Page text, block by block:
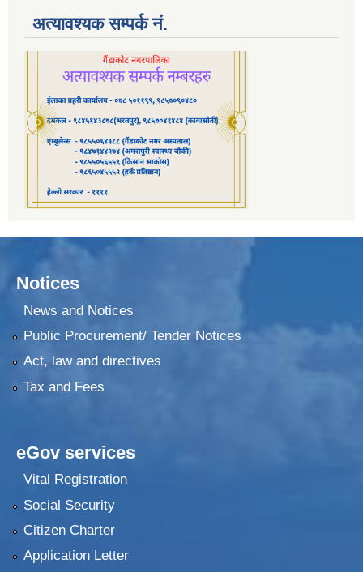
अत्यावश्यक सम्पर्क नं.
Notices
News and Notices
Public Procurement/ Tender Notices
Act, law and directives
Tax and Fees
eGov services
Vital Registration
Social Security
Citizen Charter
Application Letter